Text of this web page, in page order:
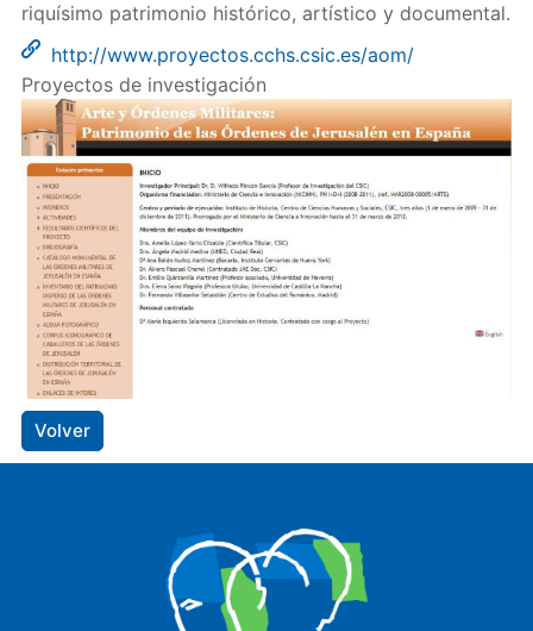
riquísimo patrimonio histórico, artístico y documental.
http://www.proyectos.cchs.csic.es/aom/
Proyectos de investigación
Volver